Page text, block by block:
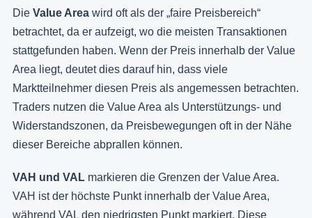
Die Value Area wird oft als der „faire Preisbereich“
betrachtet, da er aufzeigt, wo die meisten Transaktionen
stattgefunden haben. Wenn der Preis innerhalb der Value
Area liegt, deutet dies darauf hin, dass viele
Marktteilnehmer diesen Preis als angemessen betrachten.
Traders nutzen die Value Area als Unterstützungs- und
Widerstandszonen, da Preisbewegungen oft in der Nähe
dieser Bereiche abprallen können.
VAH und VAL markieren die Grenzen der Value Area.
VAH ist der höchste Punkt innerhalb der Value Area,
während VAL den niedrigsten Punkt markiert. Diese